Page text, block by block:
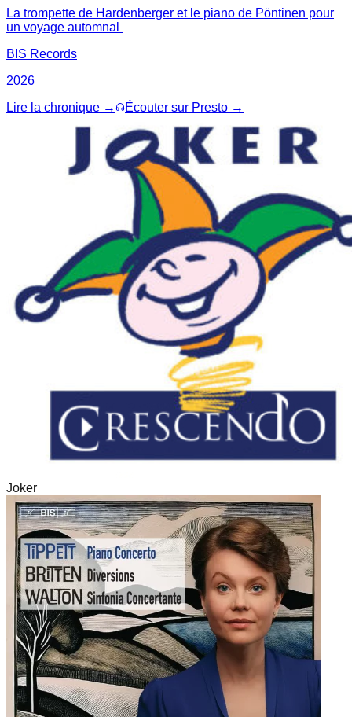
La trompette de Hardenberger et le piano de Pöntinen pour
un voyage automnal
BIS Records
2026
Lire la chronique →
Écouter sur Presto →
Joker